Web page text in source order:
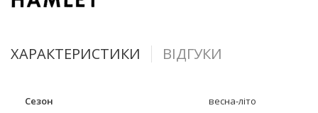
ХАРАКТЕРИСТИКИ ВІДГУКИ
Сезон весна-літо